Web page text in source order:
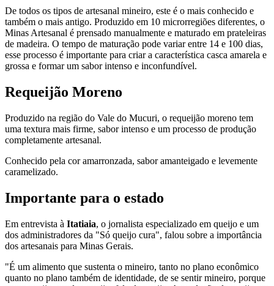
De todos os tipos de artesanal mineiro, este é o mais conhecido e
também o mais antigo. Produzido em 10 microrregiões diferentes, o
Minas Artesanal é prensado manualmente e maturado em prateleiras
de madeira. O tempo de maturação pode variar entre 14 e 100 dias,
esse processo é importante para criar a característica casca amarela e
grossa e formar um sabor intenso e inconfundível.
Requeijão Moreno
Produzido na região do Vale do Mucuri, o requeijão moreno tem
uma textura mais firme, sabor intenso e um processo de produção
completamente artesanal.
Conhecido pela cor amarronzada, sabor amanteigado e levemente
caramelizado.
Importante para o estado
Em entrevista à Itatiaia, o jornalista especializado em queijo e um
dos administradores da "Só queijo cura", falou sobre a importância
dos artesanais para Minas Gerais.
"É um alimento que sustenta o mineiro, tanto no plano econômico
quanto no plano também de identidade, de se sentir mineiro, porque